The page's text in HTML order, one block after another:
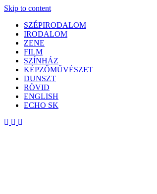
Skip to content
SZÉPIRODALOM
IRODALOM
ZENE
FILM
SZÍNHÁZ
KÉPZŐMŰVÉSZET
DUNSZT
RÖVID
ENGLISH
ECHO SK